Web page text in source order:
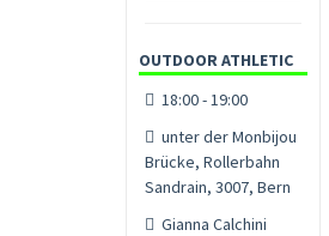
OUTDOOR ATHLETIC
18:00 - 19:00
unter der Monbijou
Brücke, Rollerbahn
Sandrain, 3007, Bern
Gianna Calchini